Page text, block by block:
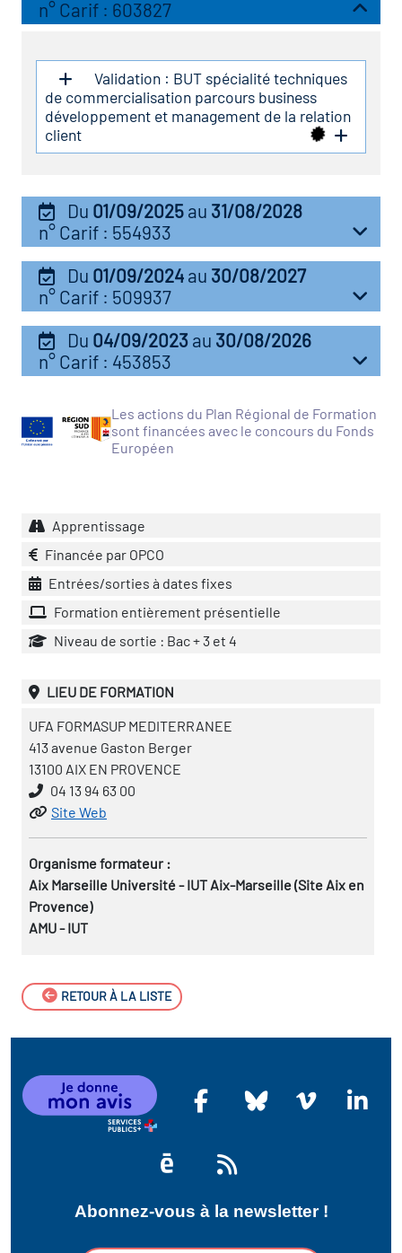
des secteurs(en
construction)
n° Carif : 603827
Validation : BUT spécialité techniques
de commercialisation parcours business
développement et management de la relation
client
Du 01/09/2025 au 31/08/2028
n° Carif : 554933
Du 01/09/2024 au 30/08/2027
n° Carif : 509937
Du 04/09/2023 au 30/08/2026
n° Carif : 453853
Les actions du Plan Régional de Formation
sont financées avec le concours du Fonds
Européen
Apprentissage
Financée par OPCO
Entrées/sorties à dates fixes
Formation entièrement présentielle
Niveau de sortie : Bac + 3 et 4
LIEU DE FORMATION
UFA FORMASUP MEDITERRANEE
413 avenue Gaston Berger
13100 AIX EN PROVENCE
04 13 94 63 00
Site Web
Organisme formateur :
Aix Marseille Université - IUT Aix-Marseille (Site Aix en
Provence)
AMU - IUT
RETOUR À LA LISTE
Abonnez-vous à la newsletter !